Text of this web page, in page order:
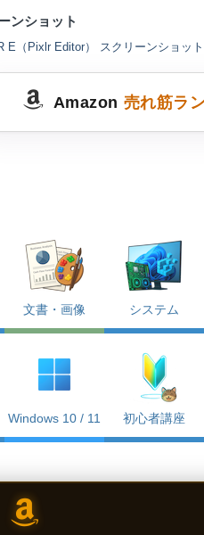
ンショット
E（Pixlr Editor） スクリーンショット
Amazon 売れ筋ラ
文書・画像 システム
Windows 10 / 11 初心者講座